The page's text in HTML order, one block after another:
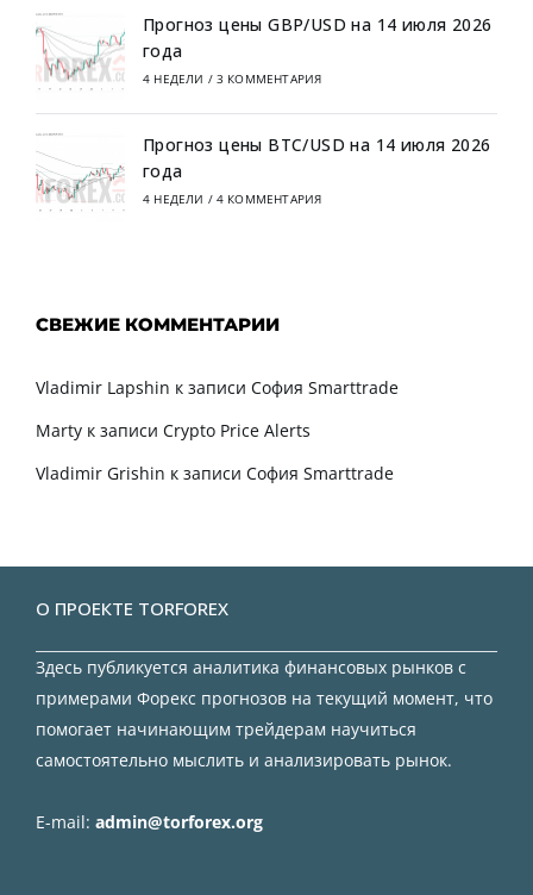
Прогноз цены GBP/USD на 14 июля 2026
года
4 НЕДЕЛИ / 3 КОММЕНТАРИЯ
Прогноз цены BTC/USD на 14 июля 2026
года
4 НЕДЕЛИ / 4 КОММЕНТАРИЯ
СВЕЖИЕ КОММЕНТАРИИ
Vladimir Lapshin к записи София Smarttrade
Marty к записи Crypto Price Alerts
Vladimir Grishin к записи София Smarttrade
О ПРОЕКТЕ TORFOREX
Здесь публикуется аналитика финансовых рынков с
примерами Форекс прогнозов на текущий момент, что
помогает начинающим трейдерам научиться
самостоятельно мыслить и анализировать рынок.
E-mail: admin@torforex.org